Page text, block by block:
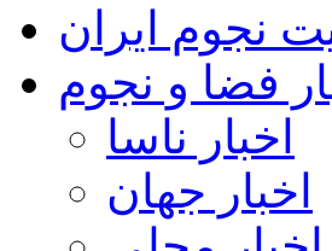
نجوم ایران
فضا و نجوم
اخبار ناسا
اخبار جهان